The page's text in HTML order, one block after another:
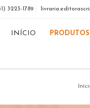
3223-1789
INÍCIO PRODUTOS